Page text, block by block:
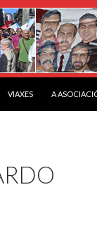
VIAXES A